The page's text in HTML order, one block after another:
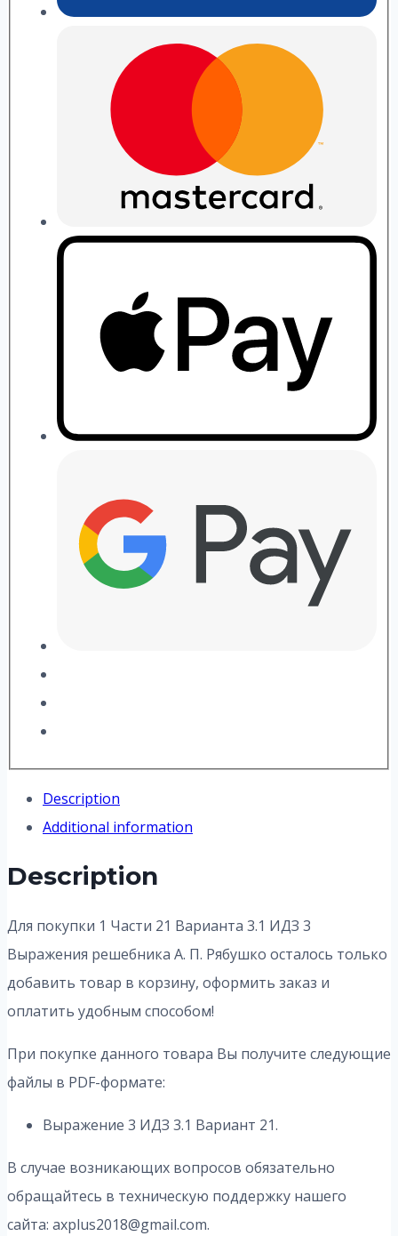
Description
Additional information
Description
Для покупки 1 Части 21 Варианта 3.1 ИДЗ 3
Выражения решебника А. П. Рябушко осталось только
добавить товар в корзину, оформить заказ и
оплатить удобным способом!
При покупке данного товара Вы получите следующие
файлы в PDF-формате:
Выражение 3 ИДЗ 3.1 Вариант 21.
В случае возникающих вопросов обязательно
обращайтесь в техническую поддержку нашего
сайта: axplus2018@gmail.com.